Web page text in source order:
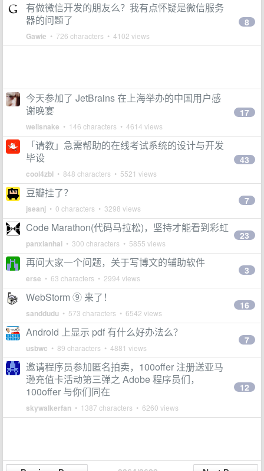
有做微信开发的朋友么？我有点怀疑是微信服务
器的问题了
Gawie • 726 characters • 4102 views
8
今天参加了 JetBrains 在上海举办的中国用户感
谢晚宴
wellsnake • 146 characters • 4614 views
17
「请教」急需帮助的在线考试系统的设计与开发
毕设
cool4zbl • 848 characters • 5521 views
43
豆瓣挂了？
jseanj • 0 characters • 3298 views
7
Code Marathon(代码马拉松)，坚持才能看到彩虹
panxianhai • 300 characters • 5855 views
23
再问大家一个问题，关于写博文的辅助软件
erse • 63 characters • 2994 views
3
WebStorm ⑨ 来了！
sanddudu • 573 characters • 6542 views
16
Android 上显示 pdf 有什么好办法么？
usbwc • 89 characters • 4881 views
7
邀请程序员参加匿名拍卖，100offer 注册送亚马
逊充值卡活动第三弹之 Adobe 程序员们，
100offer 与你们同在
skywalkerfan • 1387 characters • 6260 views
12